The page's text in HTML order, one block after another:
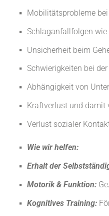
Mobilitätsprobleme
Schlaganfallfolgen
Unsicherheit beim
Schwierigkeiten bei
Abhängigkeit von
Kraftverlust und damit
Verlust sozialer
Wie wir helfen:
Erhalt der
Motorik & Funktion:
Kognitives Training: